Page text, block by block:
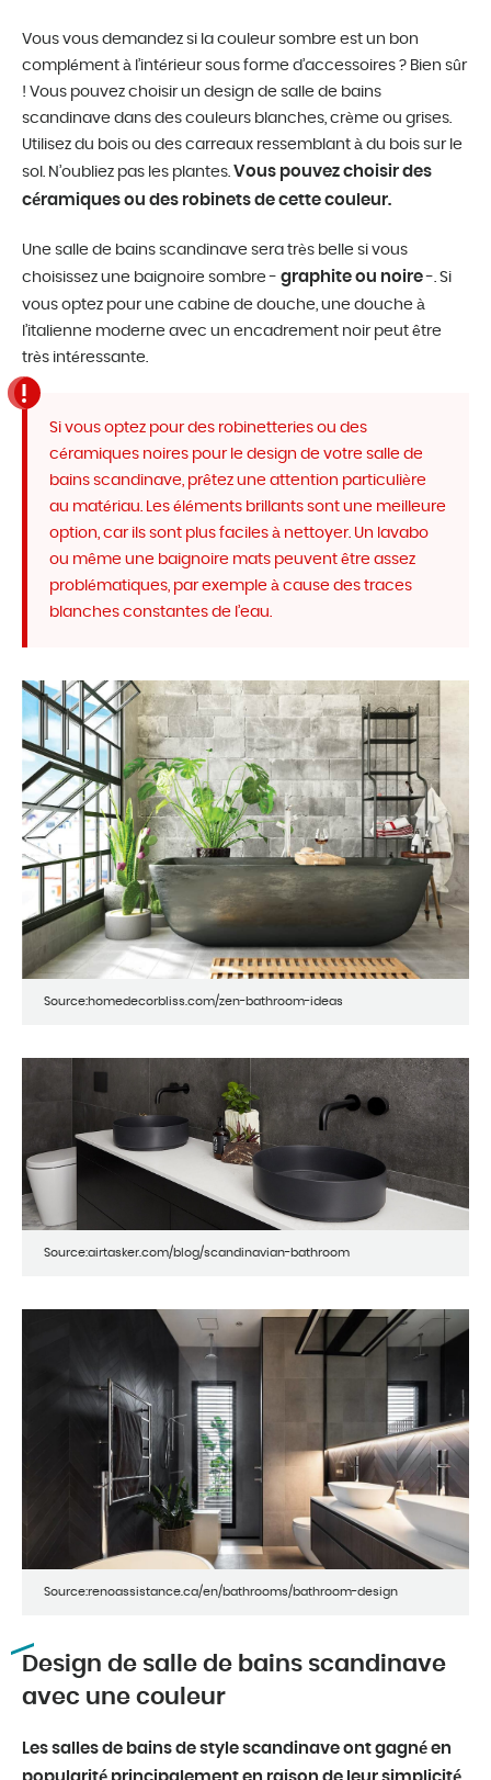
Vous vous demandez si la couleur sombre est un bon
complément à l’intérieur sous forme d’accessoires ? Bien sûr
! Vous pouvez choisir un design de salle de bains
scandinave dans des couleurs blanches, crème ou grises.
Utilisez du bois ou des carreaux ressemblant à du bois sur le
sol. N’oubliez pas les plantes. Vous pouvez choisir des
céramiques ou des robinets de cette couleur.
Une salle de bains scandinave sera très belle si vous
choisissez une baignoire sombre - graphite ou noire-. Si
vous optez pour une cabine de douche, une douche à
l’italienne moderne avec un encadrement noir peut être
très intéressante.
Si vous optez pour des robinetteries ou des
céramiques noires pour le design de votre salle de
bains scandinave, prêtez une attention particulière
au matériau. Les éléments brillants sont une meilleure
option, car ils sont plus faciles à nettoyer. Un lavabo
ou même une baignoire mats peuvent être assez
problématiques, par exemple à cause des traces
blanches constantes de l’eau.
Source:homedecorbliss.com/zen-bathroom-ideas
Source:airtasker.com/blog/scandinavian-bathroom
Source:renoassistance.ca/en/bathrooms/bathroom-design
Design de salle de bains scandinave
avec une couleur
Les salles de bains de style scandinave ont gagné en